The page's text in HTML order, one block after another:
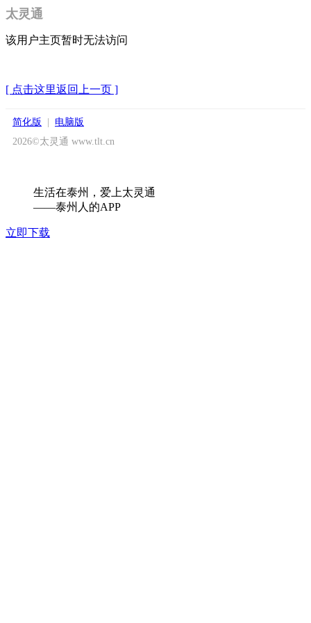
太灵通
该用户主页暂时无法访问
[ 点击这里返回上一页 ]
简化版
电脑版
2026©太灵通 www.tlt.cn
生活在泰州，爱上太灵通
——泰州人的APP
立即下载